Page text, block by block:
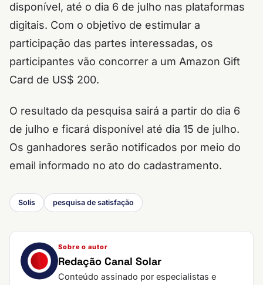
disponível, até o dia 6 de julho nas plataformas
digitais. Com o objetivo de estimular a
participação das partes interessadas, os
participantes vão concorrer a um Amazon Gift
Card de US$ 200.
O resultado da pesquisa sairá a partir do dia 6
de julho e ficará disponível até dia 15 de julho.
Os ganhadores serão notificados por meio do
email informado no ato do cadastramento.
Solis pesquisa de satisfação
Sobre o autor
Redação Canal Solar
Conteúdo assinado por especialistas e